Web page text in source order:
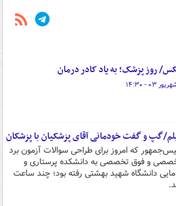
روز پزشک؛ به یاد کادر درمان
گپ و گفت خودمانی آقای پزشکیان با پزشکان
که امروز برای طراحی سوالات آزمون برد
و فوق تخصصی به دانشکده پرستاری و
دانشگاه شهید بهشتی رفته بود؛ چند ساعت